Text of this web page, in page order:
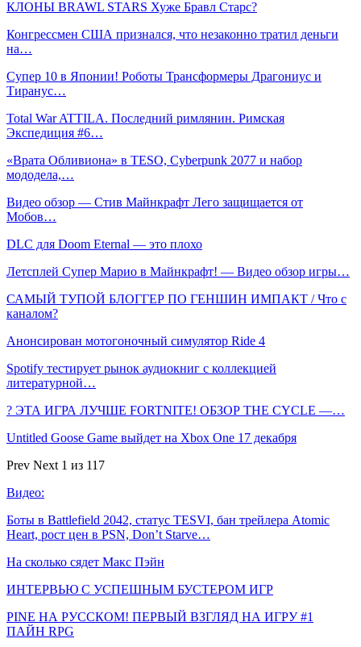
КЛОНЫ BRAWL STARS Хуже Бравл Старс?
Конгрессмен США признался, что незаконно тратил деньги
на…
Супер 10 в Японии! Роботы Трансформеры Драгониус и
Тиранус…
Total War ATTILA. Последний римлянин. Римская
Экспедиция #6…
«Врата Обливиона» в TESO, Cyberpunk 2077 и набор
мододела,…
Видео обзор — Стив Майнкрафт Лего защищается от
Мобов…
DLC для Doom Eternal — это плохо
Летсплей Супер Марио в Майнкрафт! — Видео обзор игры…
САМЫЙ ТУПОЙ БЛОГГЕР ПО ГЕНШИН ИМПАКТ / Что с
каналом?
Анонсирован мотогоночный симулятор Ride 4
Spotify тестирует рынок аудиокниг с коллекцией
литературной…
? ЭТА ИГРА ЛУЧШЕ FORTNITE! ОБЗОР THE CYCLE —…
Untitled Goose Game выйдет на Xbox One 17 декабря
Prev Next 1 из 117
Видео:
Боты в Battlefield 2042, статус TESVI, бан трейлера Atomic
Heart, рост цен в PSN, Don’t Starve…
На сколько сядет Макс Пэйн
ИНТЕРВЬЮ С УСПЕШНЫМ БУСТЕРОМ ИГР
PINE НА РУССКОМ! ПЕРВЫЙ ВЗГЛЯД НА ИГРУ #1
ПАЙН RPG